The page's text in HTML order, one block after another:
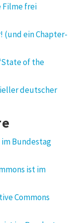
Filme frei
(und ein Chapter-
of the
deutscher
Bundestag
ist im
Commons